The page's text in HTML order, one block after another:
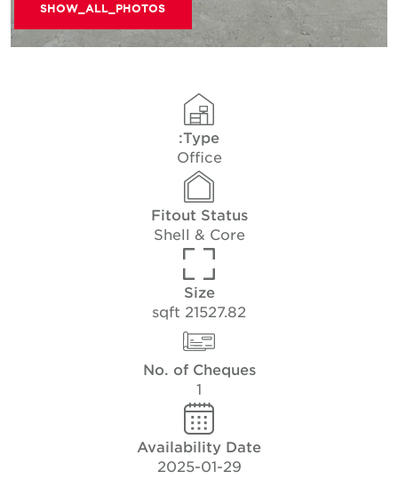
SHOW_ALL_PHOTOS
Type:
Office
Fitout Status
Shell & Core
Size
21527.82 sqft
No. of Cheques
Availability Date
2025-01-29